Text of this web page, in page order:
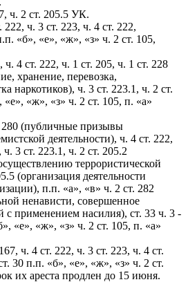
ч. 2 ст. 205.5 УК.
ч. 3 ст. 223, ч. 4 ст. 222,
«б», «е», «ж», «з» ч. 2 ст. 105,
ст. 222, ч. 1 ст. 205, ч. 1 ст. 228
хранение, перевозка,
наркотиков), ч. 3 ст. 223.1, ч. 2 ст.
«ж», «з» ч. 2 ст. 105, п. «а»
(публичные призывы
деятельности), ч. 4 ст. 222,
3 ст. 223.1, ч. 2 ст. 205.2
террористической
(организация деятельности
п.п. «а», «в» ч. 2 ст. 282
ненависти, совершенное
с применением насилия), ст. 33 ч. 3 -
«е», «ж», «з» ч. 2 ст. 105, п. «а»
ч. 4 ст. 222, ч. 3 ст. 223, ч. 4 ст.
30 п.п. «б», «е», «ж», «з» ч. 2 ст.
их ареста продлен до 15 июня.